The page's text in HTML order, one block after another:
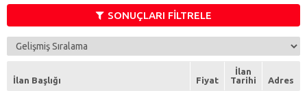
(0)
Otel Yöneticisi
Pide & Fırın Ustası
Servis Elemanı
SONUÇLARI FİLTRELE
İlan Başlığı Fiyat
İlan
Tarihi
Adres